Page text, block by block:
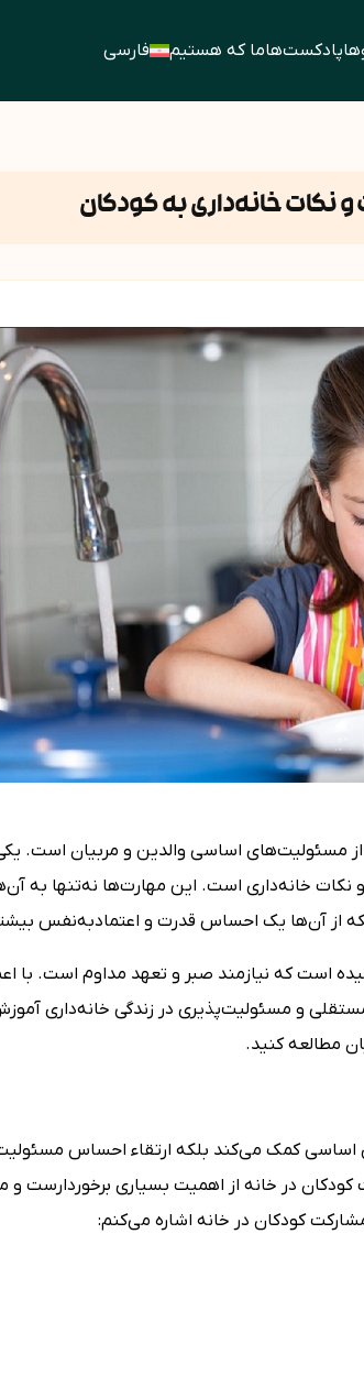
پادکست‌هاما که هستیم فارسی
و نکات خانه‌داری به کودکان
مسئولیت‌های اساسی والدین و مربیان است.
خانه‌داری است. این مهارت‌ها نه‌تنها به
از آن‌ها یک احساس قدرت و اعتمادبه‌نفس
است که نیازمند صبر و تعهد مداوم است.
و مسئولیت‌پذیری در زندگی خانه‌داری
مطالعه کنید.
کمک می‌کند بلکه ارتقاء احساس
در خانه از اهمیت بسیاری برخوردارست و
کودکان در خانه اشاره می‌کنم: